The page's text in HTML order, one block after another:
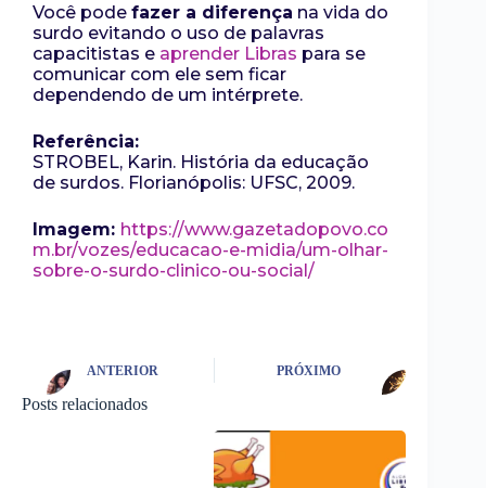
Você pode fazer a diferença na vida do
surdo evitando o uso de palavras
capacitistas e aprender Libras para se
comunicar com ele sem ficar
dependendo de um intérprete.
Referência:
STROBEL, Karin. História da educação
de surdos. Florianópolis: UFSC, 2009.
Imagem: https://www.gazetadopovo.co
m.br/vozes/educacao-e-midia/um-olhar-
sobre-o-surdo-clinico-ou-social/
ANTERIOR PRÓXIMO
Posts relacionados